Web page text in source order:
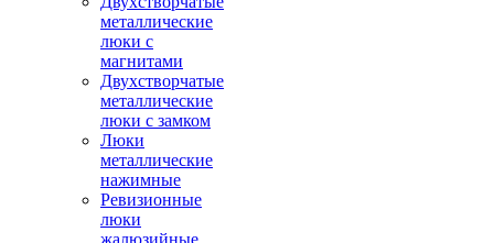
металлические
люки с
магнитами
Двухстворчатые
металлические
люки с замком
Люки
металлические
нажимные
Ревизионные
люки
жалюзийные